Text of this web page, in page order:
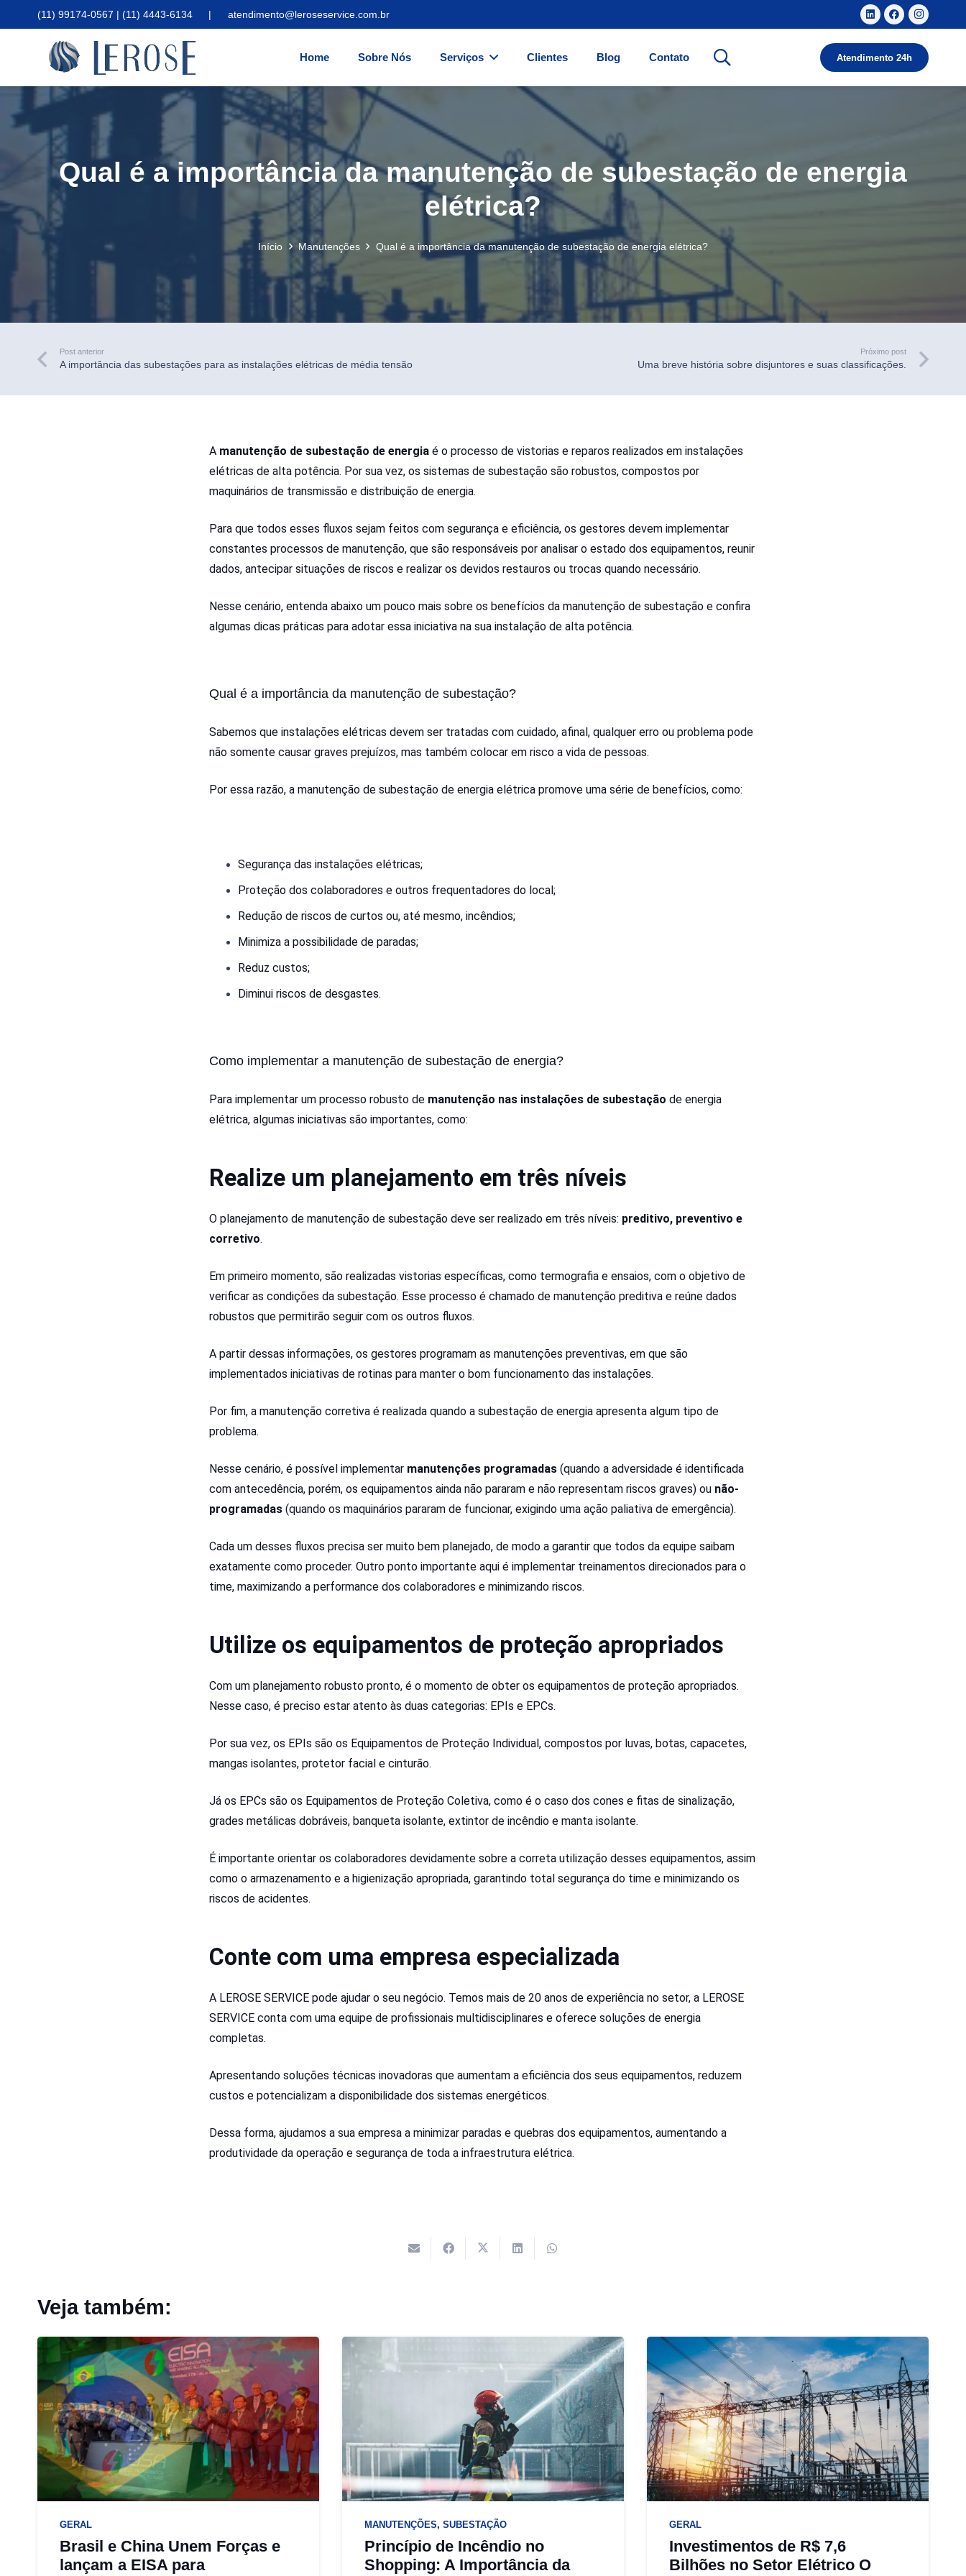
(11) 99174-0567 | (11) 4443-6134 | atendimento@leroseservice.com.br
Home Sobre Nós Serviços Clientes Blog Contato Atendimento 24h
Qual é a importância da manutenção de subestação de energia
elétrica?
Início Manutenções Qual é a importância da manutenção de subestação de energia elétrica?
Post anterior
A importância das subestações para as instalações elétricas de média tensão
Próximo post
Uma breve história sobre disjuntores e suas classificações.
A manutenção de subestação de energia é o processo de vistorias e reparos realizados em instalações
elétricas de alta potência. Por sua vez, os sistemas de subestação são robustos, compostos por
maquinários de transmissão e distribuição de energia.
Para que todos esses fluxos sejam feitos com segurança e eficiência, os gestores devem implementar
constantes processos de manutenção, que são responsáveis por analisar o estado dos equipamentos, reunir
dados, antecipar situações de riscos e realizar os devidos restauros ou trocas quando necessário.
Nesse cenário, entenda abaixo um pouco mais sobre os benefícios da manutenção de subestação e confira
algumas dicas práticas para adotar essa iniciativa na sua instalação de alta potência.
Qual é a importância da manutenção de subestação?
Sabemos que instalações elétricas devem ser tratadas com cuidado, afinal, qualquer erro ou problema pode
não somente causar graves prejuízos, mas também colocar em risco a vida de pessoas.
Por essa razão, a manutenção de subestação de energia elétrica promove uma série de benefícios, como:
Segurança das instalações elétricas;
Proteção dos colaboradores e outros frequentadores do local;
Redução de riscos de curtos ou, até mesmo, incêndios;
Minimiza a possibilidade de paradas;
Reduz custos;
Diminui riscos de desgastes.
Como implementar a manutenção de subestação de energia?
Para implementar um processo robusto de manutenção nas instalações de subestação de energia
elétrica, algumas iniciativas são importantes, como:
Realize um planejamento em três níveis
O planejamento de manutenção de subestação deve ser realizado em três níveis: preditivo, preventivo e
corretivo.
Em primeiro momento, são realizadas vistorias específicas, como termografia e ensaios, com o objetivo de
verificar as condições da subestação. Esse processo é chamado de manutenção preditiva e reúne dados
robustos que permitirão seguir com os outros fluxos.
A partir dessas informações, os gestores programam as manutenções preventivas, em que são
implementados iniciativas de rotinas para manter o bom funcionamento das instalações.
Por fim, a manutenção corretiva é realizada quando a subestação de energia apresenta algum tipo de
problema.
Nesse cenário, é possível implementar manutenções programadas (quando a adversidade é identificada
com antecedência, porém, os equipamentos ainda não pararam e não representam riscos graves) ou não-
programadas(quando os maquinários pararam de funcionar, exigindo uma ação paliativa de emergência).
Cada um desses fluxos precisa ser muito bem planejado, de modo a garantir que todos da equipe saibam
exatamente como proceder. Outro ponto importante aqui é implementar treinamentos direcionados para o
time, maximizando a performance dos colaboradores e minimizando riscos.
Utilize os equipamentos de proteção apropriados
Com um planejamento robusto pronto, é o momento de obter os equipamentos de proteção apropriados.
Nesse caso, é preciso estar atento às duas categorias: EPIs e EPCs.
Por sua vez, os EPIs são os Equipamentos de Proteção Individual, compostos por luvas, botas, capacetes,
mangas isolantes, protetor facial e cinturão.
Já os EPCs são os Equipamentos de Proteção Coletiva, como é o caso dos cones e fitas de sinalização,
grades metálicas dobráveis, banqueta isolante, extintor de incêndio e manta isolante.
É importante orientar os colaboradores devidamente sobre a correta utilização desses equipamentos, assim
como o armazenamento e a higienização apropriada, garantindo total segurança do time e minimizando os
riscos de acidentes.
Conte com uma empresa especializada
A LEROSE SERVICE pode ajudar o seu negócio. Temos mais de 20 anos de experiência no setor, a LEROSE
SERVICE conta com uma equipe de profissionais multidisciplinares e oferece soluções de energia
completas.
Apresentando soluções técnicas inovadoras que aumentam a eficiência dos seus equipamentos, reduzem
custos e potencializam a disponibilidade dos sistemas energéticos.
Dessa forma, ajudamos a sua empresa a minimizar paradas e quebras dos equipamentos, aumentando a
produtividade da operação e segurança de toda a infraestrutura elétrica.
Veja também:
GERAL
Brasil e China Unem Forças e
lançam a EISA para
MANUTENÇÕES,SUBESTAÇÃO
Princípio de Incêndio no
Shopping: A Importância da
GERAL
Investimentos de R$ 7,6
Bilhões no Setor Elétrico O